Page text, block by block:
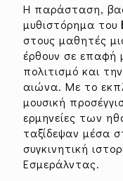
Η παράσταση,
μυθιστόρημα του
στους μαθητές
έρθουν σε επαφή
πολιτισμό και
αιώνα. Με το
μουσική
ερμηνείες των
ταξίδεψαν μέσα
συγκινητική
Εσμεράλντας.